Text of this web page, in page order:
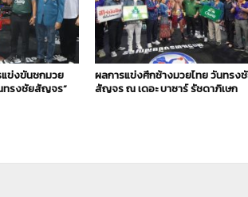
ข่งขันชกมวย
ทรงชัยสัญจร”
ผลการแข่งศึกช้างมวยไทย วันทรง
สัญจร ณ เดอะ บาซาร์ รัชดาภิเษก